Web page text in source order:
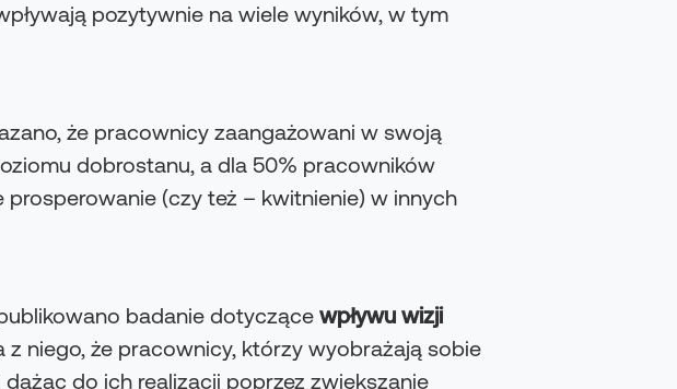
pozytywnie na wiele wyników, w tym
że pracownicy zaangażowani w swoją
dobrostanu, a dla 50% pracowników
(czy też – kwitnienie) w innych
badanie dotyczące wpływu wizji
niego, że pracownicy, którzy wyobrażają sobie
do ich realizacji poprzez zwiększanie